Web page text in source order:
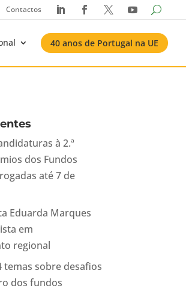
Contactos    
40 anos de Portugal na UE
à 2.ª
dos Fundos
até 7 de
Eduarda Marques
em
regional
temas sobre desafios
dos fundos